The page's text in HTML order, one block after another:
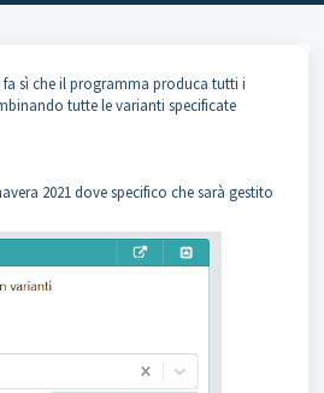
sì che il programma produca tutti i
tutte le varianti specificate
2021 dove specifico che sarà gestito